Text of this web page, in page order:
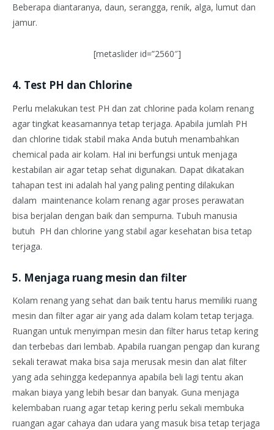
Beberapa diantaranya, daun, serangga, renik, alga, lumut dan
jamur.
[metaslider id=”2560″]
4. Test PH dan Chlorine
Perlu melakukan test PH dan zat chlorine pada kolam renang
agar tingkat keasamannya tetap terjaga. Apabila jumlah PH
dan chlorine tidak stabil maka Anda butuh menambahkan
chemical pada air kolam. Hal ini berfungsi untuk menjaga
kestabilan air agar tetap sehat digunakan. Dapat dikatakan
tahapan test ini adalah hal yang paling penting dilakukan
dalam maintenance kolam renang agar proses perawatan
bisa berjalan dengan baik dan sempurna. Tubuh manusia
butuh PH dan chlorine yang stabil agar kesehatan bisa tetap
terjaga.
5. Menjaga ruang mesin dan filter
Kolam renang yang sehat dan baik tentu harus memiliki ruang
mesin dan filter agar air yang ada dalam kolam tetap terjaga.
Ruangan untuk menyimpan mesin dan filter harus tetap kering
dan terbebas dari lembab. Apabila ruangan pengap dan kurang
sekali terawat maka bisa saja merusak mesin dan alat filter
yang ada sehingga kedepannya apabila beli lagi tentu akan
makan biaya yang lebih besar dan banyak. Guna menjaga
kelembaban ruang agar tetap kering perlu sekali membuka
ruangan agar cahaya dan udara yang masuk bisa tetap terjaga